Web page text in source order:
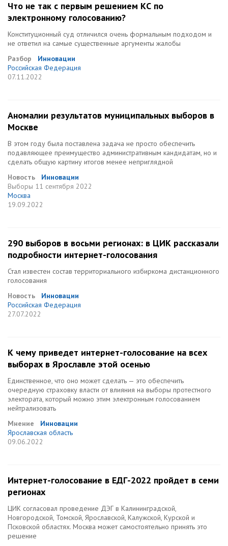
Что не так с первым решением КС по
электронному голосованию?
Конституционный суд отличился очень формальным подходом и
не ответил на самые существенные аргументы жалобы
Разбор
Инновации
Российская Федерация
07.11.2022
Аномалии результатов муниципальных выборов в
Москве
В этом году была поставлена задача не просто обеспечить
подавляющее преимущество административным кандидатам, но и
сделать общую картину итогов менее неприглядной
Новость
Инновации
Выборы 11 сентября 2022
Москва
19.09.2022
290 выборов в восьми регионах: в ЦИК рассказали
подробности интернет-голосования
Стал известен состав территориального избиркома дистанционного
голосования
Новость
Инновации
Российская Федерация
27.07.2022
К чему приведет интернет-голосование на всех
выборах в Ярославле этой осенью
Единственное, что оно может сделать — это обеспечить
очередную страховку власти от влияния на выборы протестного
электората, который можно этим электронным голосованием
нейтрализовать
Мнение
Инновации
Ярославская область
09.06.2022
Интернет-голосование в ЕДГ-2022 пройдет в семи
регионах
ЦИК согласовал проведение ДЭГ в Калининградской,
Новгородской, Томской, Ярославской, Калужской, Курской и
Псковской областях. Москва может самостоятельно принять это
решение